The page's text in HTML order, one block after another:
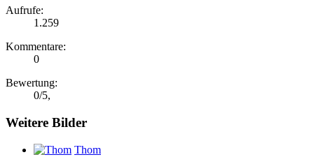
Aufrufe:
1.259
Kommentare:
0
Bewertung:
0/5,
Weitere Bilder
Thom